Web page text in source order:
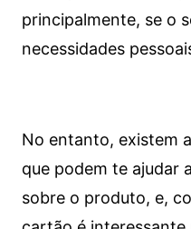
principalmente, se o
necessidades
No entanto, existem
que podem te ajudar
sobre o produto, e,